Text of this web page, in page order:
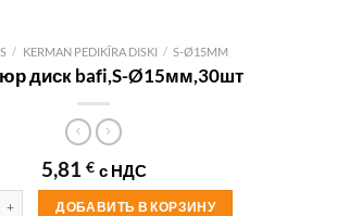
/ KERMAN PEDIKĪRA DISKI / S-Ø15MM
диск bafi,S-Ø15мм,30шт
5,81 € с НДС
ДОБАВИТЬ В КОРЗИНУ